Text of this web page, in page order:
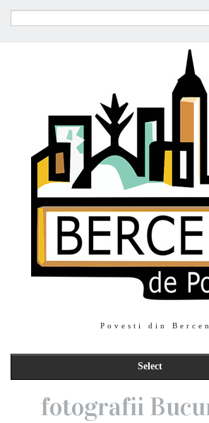
Povesti din
Select
fotografii